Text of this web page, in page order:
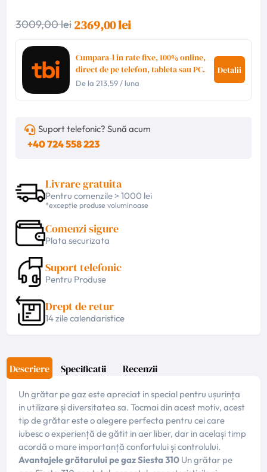
3009,00 lei 2369,00 lei
Cumpara-l in rate fixe, 100% online,
direct de pe telefon, tableta sau PC.
De la213,59/ luna
Detalii
Suport telefonic? Sună acum
+40 724 558 223
Livrare gratuita
Pentru comenzile > 1000 lei
*excepție produse voluminoase
Comenzi sigure
Plata securizata
Suport telefonic
Pentru Produse
Drept de retur
14 zile calendaristice
Descriere Specificatii Recenzii
Un grătar pe gaz este apreciat in special pentru ușurința
in utilizare și diversitatea sa. Tocmai din acest motiv, acest
tip de grătar este o alegere perfecta pentru cei care
iubesc o experiență de gătit in aer liber, dar in același timp
acordă o mare importanță confortului și controlului.
Avantajele grătarului pe gaz Siesta 310 Un grătar pe